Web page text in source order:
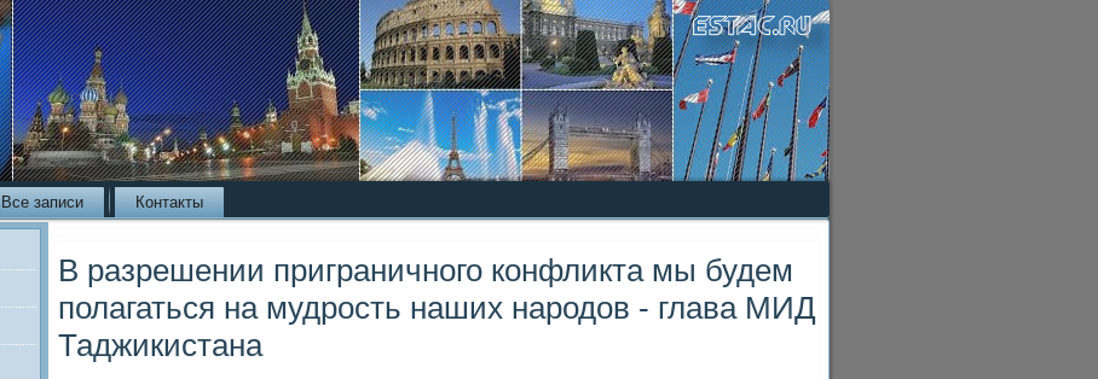
Все записи Контакты
В разрешении приграничного конфликта мы будем
полагаться на мудрость наших народов - глава МИД
Таджикистана